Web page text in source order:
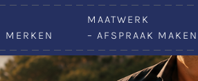
MERKEN
MAATWERK
– AFSPRAAK